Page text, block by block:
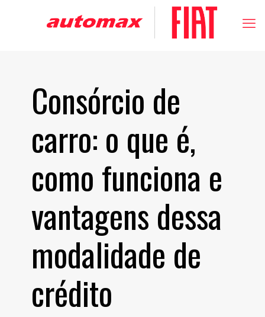
Consórcio de
carro: o que é,
como funciona e
vantagens dessa
modalidade de
crédito